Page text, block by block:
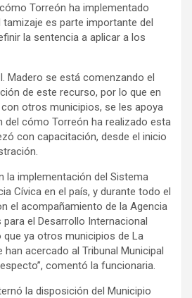
Torreón ha implementado
es parte importante del
la sentencia a aplicar a los
Madero se está comenzando el
de este recurso, por lo que en
otros municipios, se les apoya
del cómo Torreón ha realizado esta
con capacitación, desde el inicio
la implementación del Sistema
Cívica en el país, y durante todo el
el acompañamiento de la Agencia
el Desarrollo Internacional
que ya otros municipios de La
han acercado al Tribunal Municipal
comentó la funcionaria.
la disposición del Municipio